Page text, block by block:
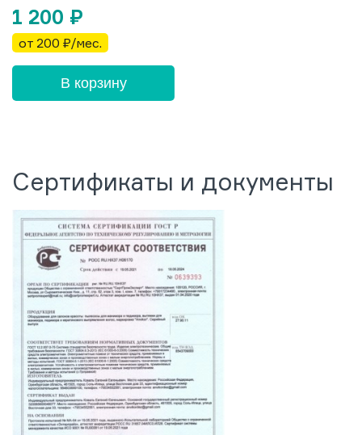
1 200 ₽
от 200 ₽/мес.
В корзину
Сертификаты и документы